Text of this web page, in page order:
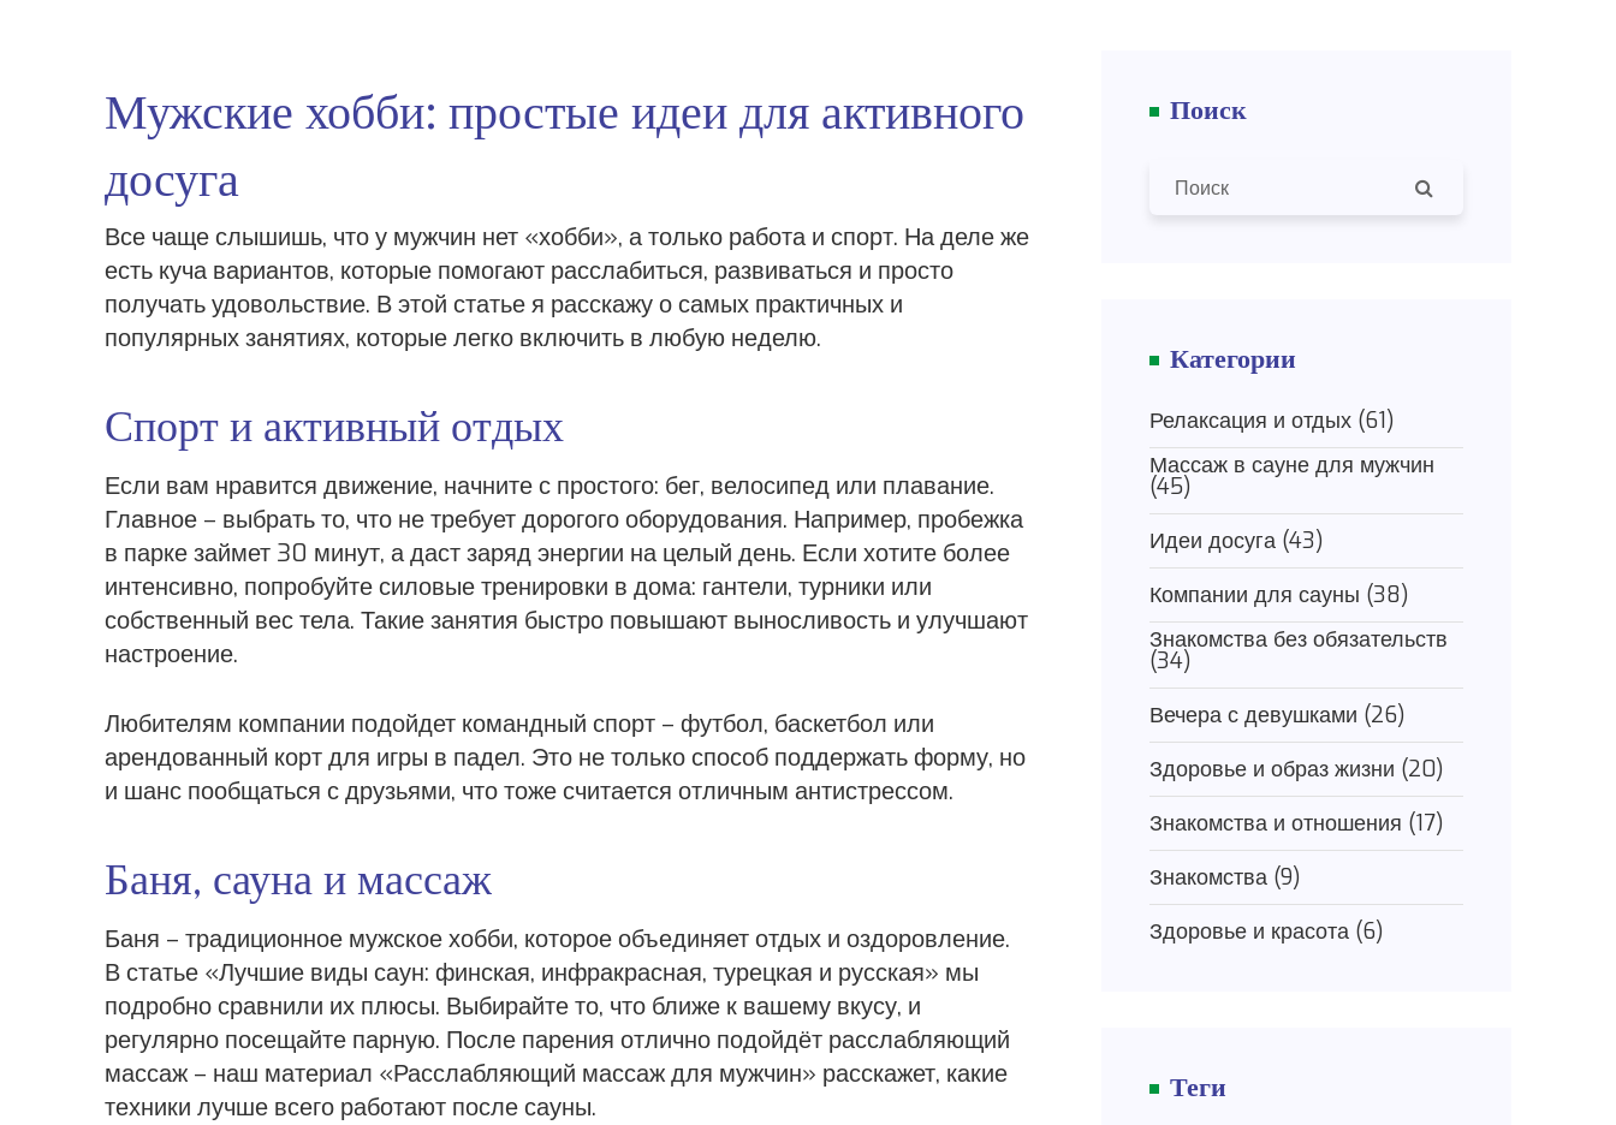
Мужские хобби: простые идеи для активного
досуга
Все чаще слышишь, что у мужчин нет «хобби», а только работа и спорт. На деле же
есть куча вариантов, которые помогают расслабиться, развиваться и просто
получать удовольствие. В этой статье я расскажу о самых практичных и
популярных занятиях, которые легко включить в любую неделю.
Спорт и активный отдых
Если вам нравится движение, начните с простого: бег, велосипед или плавание.
Главное – выбрать то, что не требует дорогого оборудования. Например, пробежка
в парке займет 30 минут, а даст заряд энергии на целый день. Если хотите более
интенсивно, попробуйте силовые тренировки в дома: гантели, турники или
собственный вес тела. Такие занятия быстро повышают выносливость и улучшают
настроение.
Любителям компании подойдет командный спорт – футбол, баскетбол или
арендованный корт для игры в падел. Это не только способ поддержать форму, но
и шанс пообщаться с друзьями, что тоже считается отличным антистрессом.
Баня, сауна и массаж
Баня – традиционное мужское хобби, которое объединяет отдых и оздоровление.
В статье «Лучшие виды саун: финская, инфракрасная, турецкая и русская» мы
подробно сравнили их плюсы. Выбирайте то, что ближе к вашему вкусу, и
регулярно посещайте парную. После парения отлично подойдёт расслабляющий
массаж – наш материал «Расслабляющий массаж для мужчин» расскажет, какие
техники лучше всего работают после сауны.
Поиск
Категории
Релаксация и отдых (61)
Массаж в сауне для мужчин
(45)
Идеи досуга (43)
Компании для сауны (38)
Знакомства без обязательств
(34)
Вечера с девушками (26)
Здоровье и образ жизни (20)
Знакомства и отношения (17)
Знакомства (9)
Здоровье и красота (6)
Теги